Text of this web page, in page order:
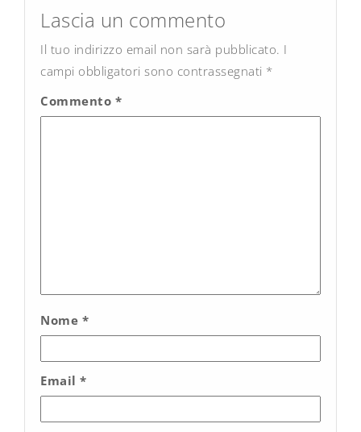
navigation
Lascia un commento
Il tuo indirizzo email non sarà pubblicato. I
campi obbligatori sono contrassegnati *
Commento *
Nome *
Email *